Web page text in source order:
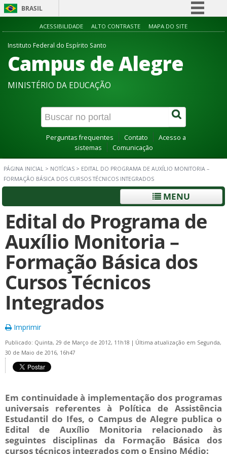
BRASIL
Simplifique!
Acesso à informação
Canais
ACESSIBILIDADE ALTO CONTRASTE MAPA DO SITE
Instituto Federal do Espírito Santo
Campus de Alegre
MINISTÉRIO DA EDUCAÇÃO
Perguntas frequentes Contato
Acesso a
sistemas
Comunicação
PÁGINA INICIAL > NOTÍCIAS > EDITAL DO PROGRAMA DE AUXÍLIO MONITORIA –
FORMAÇÃO BÁSICA DOS CURSOS TÉCNICOS INTEGRADOS
MENU
Edital do Programa de
Auxílio Monitoria –
Formação Básica dos
Cursos Técnicos
Integrados
Imprimir
Publicado: Quinta, 29 de Março de 2012, 11h18 | Última atualização em Segunda,
30 de Maio de 2016, 16h47
Em continuidade à implementação dos programas
universais referentes à Política de Assistência
Estudantil do Ifes, o Campus de Alegre publica o
Edital de Auxílio Monitoria relacionado às
seguintes disciplinas da Formação Básica dos
cursos técnicos integrados com o Ensino Médio: